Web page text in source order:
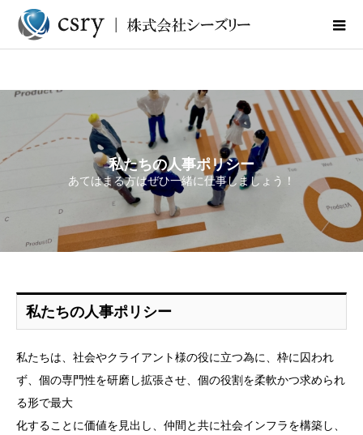
私たちの人事ポリシー
あてはまる方はぜひ一緒に仕事しましょう！
私たちの人事ポリシー
私たちは、社会やクライアント様の役に立つ為に、枠に囚われ
ず、個の専門性を研磨し拡張させ、個の役割を柔軟かつ求められ
る形で最大
化することに価値を見出し、仲間と共に社会インフラを構築し、